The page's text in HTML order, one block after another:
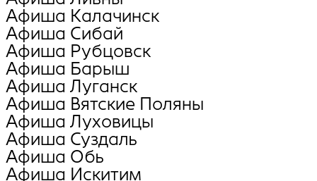
Афиша Калачинск
Афиша Сибай
Афиша Рубцовск
Афиша Барыш
Афиша Луганск
Афиша Вятские Поляны
Афиша Луховицы
Афиша Суздаль
Афиша Обь
Афиша Искитим